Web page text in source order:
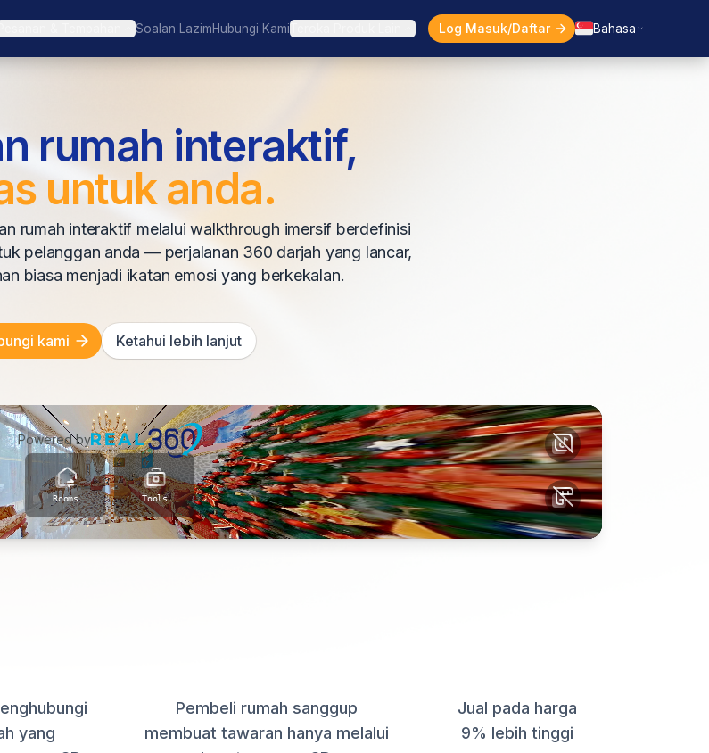
Soalan LazimHubungi Kami Log Masuk/Daftar Bahasa
rumah interaktif,
untuk anda.
rumah interaktif melalui walkthrough imersif berdefinisi
pelanggan anda — perjalanan 360 darjah yang lancar,
biasa menjadi ikatan emosi yang berkekalan.
kami Ketahui lebih lanjut
yang
Pembeli rumah sanggup
membuat tawaran hanya melalui
Jual pada harga
9% lebih tinggi